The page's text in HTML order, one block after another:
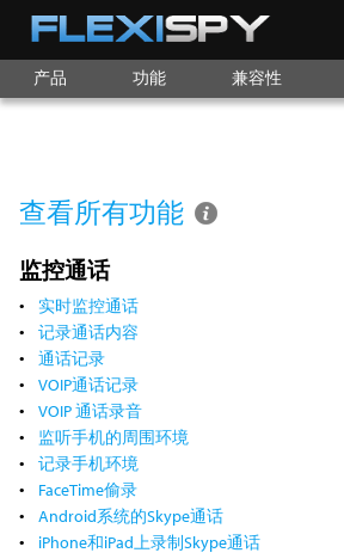
产品 功能 兼容性
查看所有功能
监控通话
实时监控通话
记录通话内容
通话记录
VOIP通话记录
VOIP 通话录音
监听手机的周围环境
记录手机环境
FaceTime偷录
Android系统的Skype通话
iPhone和iPad上录制Skype通话